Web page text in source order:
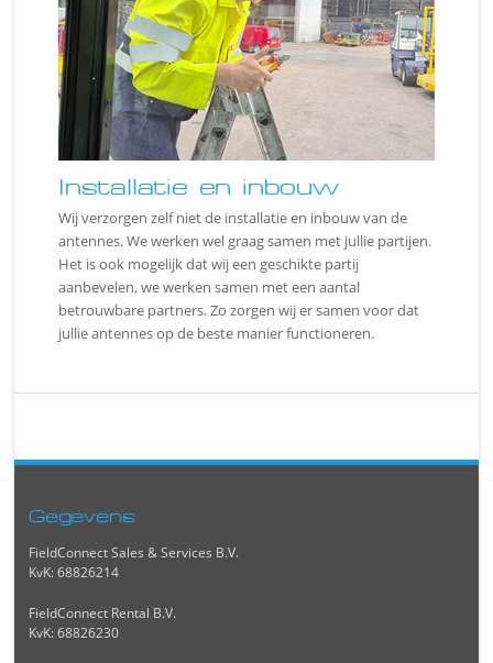
Installatie en inbouw
Wij verzorgen zelf niet de installatie en inbouw van de
antennes. We werken wel graag samen met jullie partijen.
Het is ook mogelijk dat wij een geschikte partij
aanbevelen, we werken samen met een aantal
betrouwbare partners. Zo zorgen wij er samen voor dat
jullie antennes op de beste manier functioneren.
Gegevens
FieldConnect Sales & Services B.V.
KvK: 68826214
FieldConnect Rental B.V.
KvK: 68826230